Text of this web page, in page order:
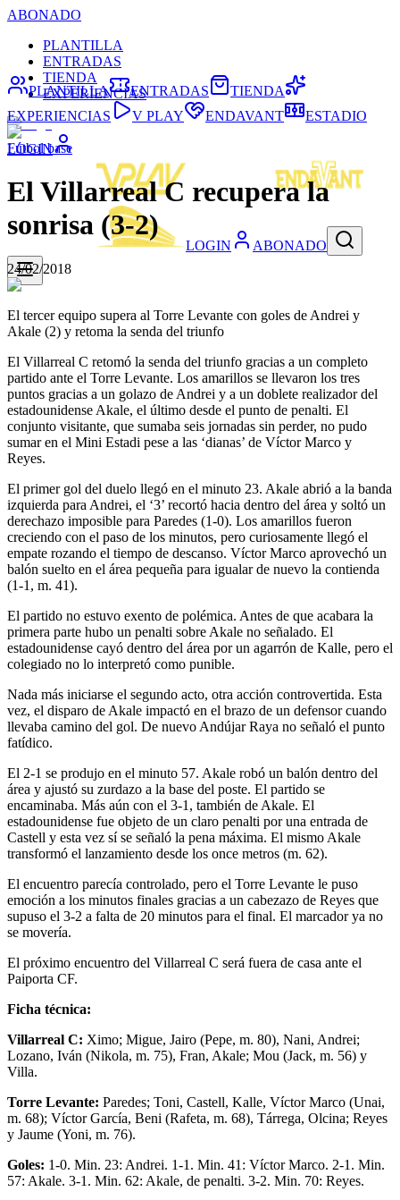
ABONADO
PLANTILLA
ENTRADAS
TIENDA
EXPERIENCIAS
LOGIN
LOGIN ABONADO
PLANTILLA ENTRADAS
TIENDA
EXPERIENCIAS
V PLAY ENDAVANT ESTADIO
Fútbol base
El Villarreal C recupera la
sonrisa (3-2)
24/02/2018
El tercer equipo supera al Torre Levante con goles de Andrei y
Akale (2) y retoma la senda del triunfo
El Villarreal C retomó la senda del triunfo gracias a un completo
partido ante el Torre Levante. Los amarillos se llevaron los tres
puntos gracias a un golazo de Andrei y a un doblete realizador del
estadounidense Akale, el último desde el punto de penalti. El
conjunto visitante, que sumaba seis jornadas sin perder, no pudo
sumar en el Mini Estadi pese a las ‘dianas’ de Víctor Marco y
Reyes.
El primer gol del duelo llegó en el minuto 23. Akale abrió a la banda
izquierda para Andrei, el ‘3’ recortó hacia dentro del área y soltó un
derechazo imposible para Paredes (1-0). Los amarillos fueron
creciendo con el paso de los minutos, pero curiosamente llegó el
empate rozando el tiempo de descanso. Víctor Marco aprovechó un
balón suelto en el área pequeña para igualar de nuevo la contienda
(1-1, m. 41).
El partido no estuvo exento de polémica. Antes de que acabara la
primera parte hubo un penalti sobre Akale no señalado. El
estadounidense cayó dentro del área por un agarrón de Kalle, pero el
colegiado no lo interpretó como punible.
Nada más iniciarse el segundo acto, otra acción controvertida. Esta
vez, el disparo de Akale impactó en el brazo de un defensor cuando
llevaba camino del gol. De nuevo Andújar Raya no señaló el punto
fatídico.
El 2-1 se produjo en el minuto 57. Akale robó un balón dentro del
área y ajustó su zurdazo a la base del poste. El partido se
encaminaba. Más aún con el 3-1, también de Akale. El
estadounidense fue objeto de un claro penalti por una entrada de
Castell y esta vez sí se señaló la pena máxima. El mismo Akale
transformó el lanzamiento desde los once metros (m. 62).
El encuentro parecía controlado, pero el Torre Levante le puso
emoción a los minutos finales gracias a un cabezazo de Reyes que
supuso el 3-2 a falta de 20 minutos para el final. El marcador ya no
se movería.
El próximo encuentro del Villarreal C será fuera de casa ante el
Paiporta CF.
Ficha técnica:
Villarreal C: Ximo; Migue, Jairo (Pepe, m. 80), Nani, Andrei;
Lozano, Iván (Nikola, m. 75), Fran, Akale; Mou (Jack, m. 56) y
Villa.
Torre Levante: Paredes; Toni, Castell, Kalle, Víctor Marco (Unai,
m. 68); Víctor García, Beni (Rafeta, m. 68), Tárrega, Olcina; Reyes
y Jaume (Yoni, m. 76).
Goles: 1-0. Min. 23: Andrei. 1-1. Min. 41: Víctor Marco. 2-1. Min.
57: Akale. 3-1. Min. 62: Akale, de penalti. 3-2. Min. 70: Reyes.